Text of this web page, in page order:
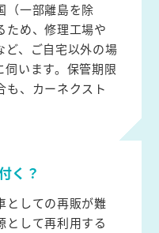
（一部離島を除
ため、修理工場や
ど、ご自宅以外の場
伺います。保管期限
も、カーネクスト
く？
としての再販が難
として再利用する